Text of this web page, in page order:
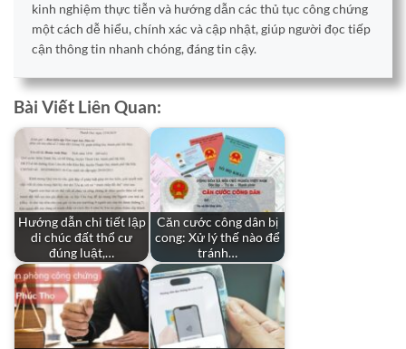
kinh nghiệm thực tiễn và hướng dẫn các thủ tục công chứng
một cách dễ hiểu, chính xác và cập nhật, giúp người đọc tiếp
cận thông tin nhanh chóng, đáng tin cậy.
Bài Viết Liên Quan:
Hướng dẫn chi tiết lập
di chúc đất thổ cư
đúng luật,…
Căn cước công dân bị
cong: Xử lý thế nào để
tránh…